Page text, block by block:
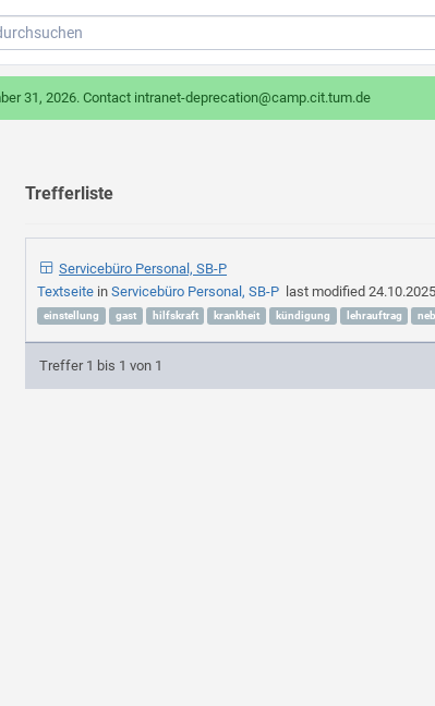
31, 2026. Contact intranet-deprecation@camp.cit.tum.de
Trefferliste
Servicebüro Personal, SB-P
Textseite inServicebüro Personal, SB-P last modified24.10.2025
einstellung
gast hilfskraft krankheit kündigung lehrauftrag
Treffer 1 bis 1 von 1